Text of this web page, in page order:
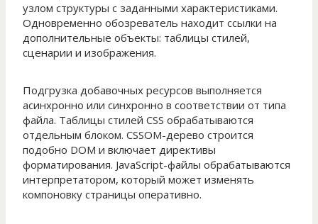
узлом структуры с заданными характеристиками.
Одновременно обозреватель находит ссылки на
дополнительные объекты: таблицы стилей,
сценарии и изображения.
Подгрузка добавочных ресурсов выполняется
асинхронно или синхронно в соответствии от типа
файла. Таблицы стилей CSS обрабатываются
отдельным блоком. CSSOM-дерево строится
подобно DOM и включает директивы
форматирования. JavaScript-файлы обрабатываются
интерпретатором, который может изменять
компоновку страницы оперативно.